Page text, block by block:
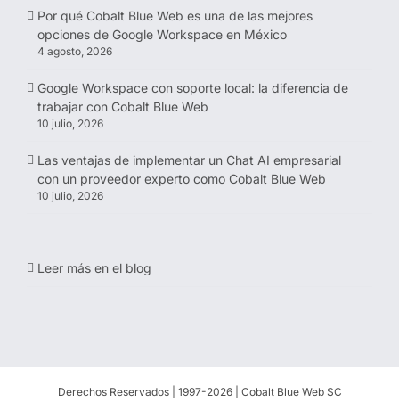
Por qué Cobalt Blue Web es una de las mejores
opciones de Google Workspace en México
4 agosto, 2026
Google Workspace con soporte local: la diferencia de
trabajar con Cobalt Blue Web
10 julio, 2026
Las ventajas de implementar un Chat AI empresarial
con un proveedor experto como Cobalt Blue Web
10 julio, 2026
Leer más en el blog
Derechos Reservados | 1997-2026 | Cobalt Blue Web SC